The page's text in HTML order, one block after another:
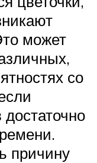
может
со
причину